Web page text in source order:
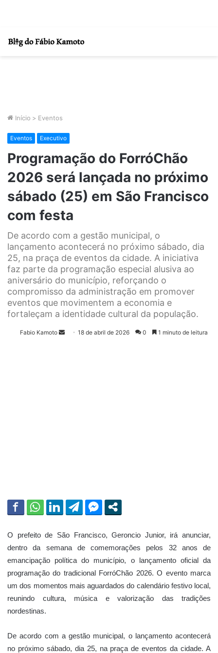
Início > Eventos
Eventos Executivo
Programação do ForróChão
2026 será lançada no próximo
sábado (25) em São Francisco
com festa
De acordo com a gestão municipal, o
lançamento acontecerá no próximo sábado, dia
25, na praça de eventos da cidade. A iniciativa
faz parte da programação especial alusiva ao
aniversário do município, reforçando o
compromisso da administração em promover
eventos que movimentem a economia e
fortaleçam a identidade cultural da população.
Fabio Kamoto 18 de abril de 2026 0 1 minuto de leitura
O prefeito de São Francisco, Geroncio Junior, irá anunciar,
dentro da semana de comemorações pelos 32 anos de
emancipação política do município, o lançamento oficial da
programação do tradicional ForróChão 2026. O evento marca
um dos momentos mais aguardados do calendário festivo local,
reunindo cultura, música e valorização das tradições
nordestinas.
De acordo com a gestão municipal, o lançamento acontecerá
no próximo sábado, dia 25, na praça de eventos da cidade. A